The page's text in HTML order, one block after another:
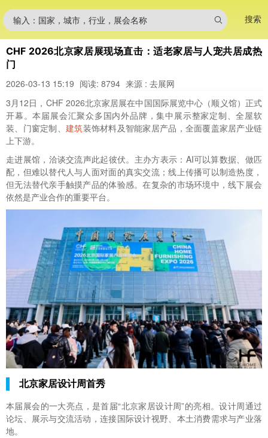
输入：国家，城市，行业，展会名称 搜索
CHF 2026北京家居展现场直击：适老家居与人宠共居成热
门
2026-03-13 15:19 阅读: 8794 来源 : 去展网
3月12日，CHF 2026北京家居展在中国国际展览中心（顺义馆）正式
开幕。本届展会汇聚众多国内外品牌，集中展示整家定制、全屋软
装、门窗定制、 建筑装饰材料及智能家居产品，全面覆盖家居产业链
上下游。
走进展馆，洽谈交流声此起彼伏。主办方表示：AI可以算数据、做匹
配，但难以替代人与人面对面的真实交流；线上传播可以制造热度，
但无法替代亲手触摸产品的体验感。在复杂的市场环境中，线下展会
依然是产业合作的重要平台。
北京家居设计周首秀
本届展会的一大亮点，是首届“北京家居设计周”的亮相。设计周通过
论坛、展示与交流活动，连接国际设计视野、本土消费需求与产业落
地。